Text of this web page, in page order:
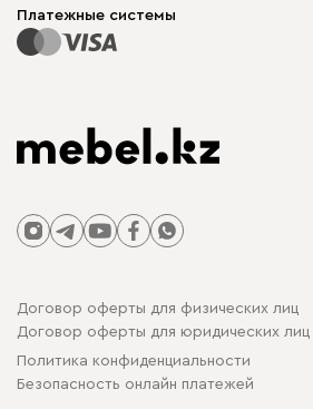
Карта сайта
Платежные системы
Договор оферты для физических лиц
Договор оферты для юридических лиц
Политика конфиденциальности
Безопасность онлайн платежей